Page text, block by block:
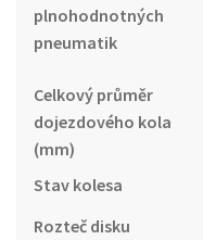
plnohodnotných
pneumatik
Celkový průměr
dojezdového kola
(mm)
Stav kolesa
Rozteč disku